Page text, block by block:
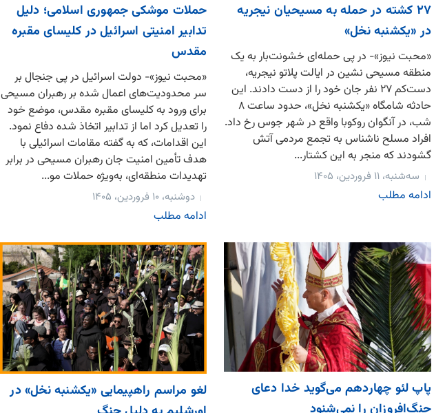
۲۷ کشته در حمله به مسیحیان نیجریه
در «یکشنبه نخل»
«محبت نیوز»- در پی حمله‌ای خشونت‌بار به یک
منطقه مسیحی نشین در ایالت پلاتو نیجریه،
دست‌کم ۲۷ نفر جان خود را از دست دادند. این
حادثه شامگاه «یکشنبه نخل»، حدود ساعت ۸
شب، در آنگوان روکوبا واقع در شهر جوس رخ داد.
افراد مسلح ناشناس به تجمع مردمی آتش
گشودند که منجر به این کشتار...
سه‌شنبه، ۱۱ فروردین، ۱۴۰۵
ادامه مطلب
حملات موشکی جمهوری اسلامی؛ دلیل
تدابیر امنیتی اسرائیل در کلیسای مقبره
مقدس
«محبت نیوز»- دولت اسرائیل در پی جنجال بر
سر محدودیت‌های اعمال شده بر رهبران مسیحی
برای ورود به کلیسای مقبره مقدس، موضع خود
را تعدیل کرد اما از تدابیر اتخاذ شده دفاع نمود.
این اقدامات، که به گفته مقامات اسرائیلی با
هدف تأمین امنیت جان رهبران مسیحی در برابر
تهدیدات منطقه‌ای، به‌ویژه حملات مو...
دوشنبه، ۱۰ فروردین، ۱۴۰۵
ادامه مطلب
پاپ لئو چهاردهم می‌گوید خدا دعای
لغو مراسم راهپیمایی «یکشنبه نخل» در